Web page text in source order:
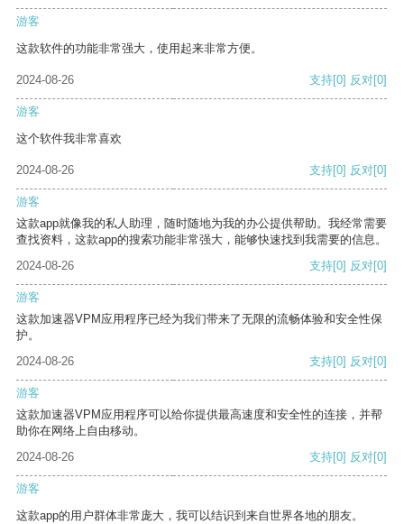
游客
这款软件的功能非常强大，使用起来非常方便。
2024-08-26 支持[0] 反对[0]
游客
这个软件我非常喜欢
2024-08-26 支持[0] 反对[0]
游客
这款app就像我的私人助理，随时随地为我的办公提供帮助。我经常需要
查找资料，这款app的搜索功能非常强大，能够快速找到我需要的信息。
2024-08-26
支持[0] 反对[0]
游客
这款加速器VPM应用程序已经为我们带来了无限的流畅体验和安全性保
护。
2024-08-26
支持[0] 反对[0]
游客
这款加速器VPM应用程序可以给你提供最高速度和安全性的连接，并帮
助你在网络上自由移动。
2024-08-26
支持[0] 反对[0]
游客
这款app的用户群体非常庞大，我可以结识到来自世界各地的朋友。